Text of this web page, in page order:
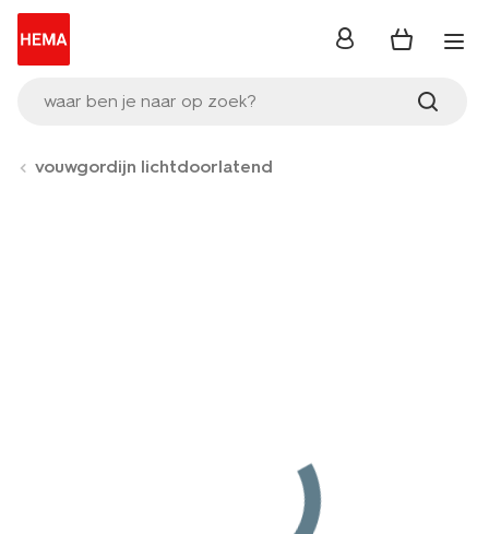
waar ben je naar op zoek?
inloggen
vouwgordijn lichtdoorlatend